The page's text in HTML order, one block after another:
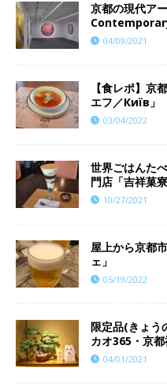
京都の現代ア
04/09/2021
【食レポ】京
エフ／Київ」
03/04/2022
世界ごはんた
門店「吉祥菓
10/27/2021
屋上から京都
ェ」
05/19/2022
限定品(きょう
カオ365・京都
04/01/2021